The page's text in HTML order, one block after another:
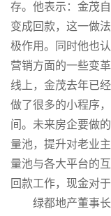
存。他表示：金茂
变成回款，这一做
极作用。同时他也
营销方面的一些变
线上，金茂去年已
做了很多的小程序
间。未来房企要做
量池，提升对老业
量池与各大平台的
回款工作，现金对
绿都地产董事